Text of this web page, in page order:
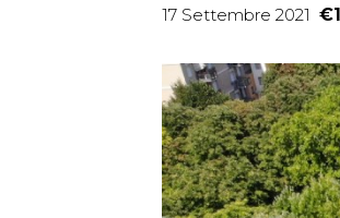
17 Settembre 2021